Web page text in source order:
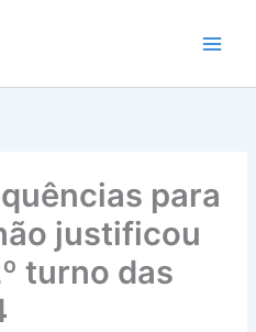
para
justificou
turno das